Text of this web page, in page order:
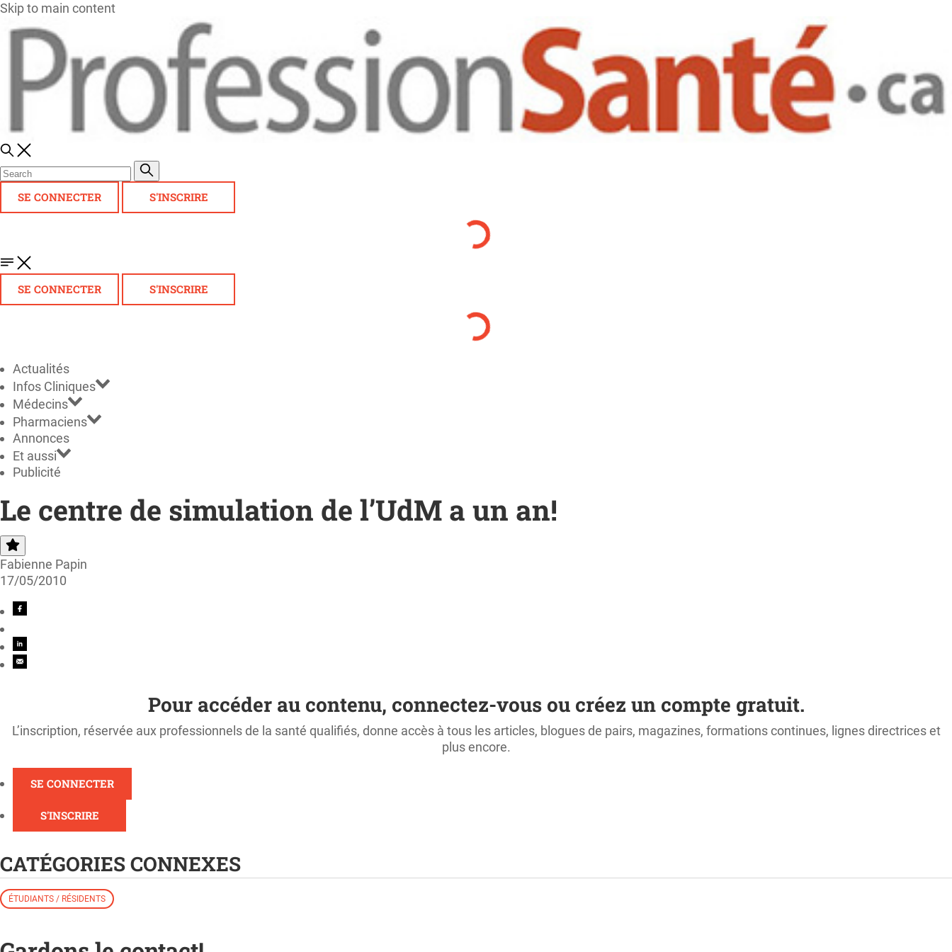
Skip to main content
SE CONNECTER S'INSCRIRE
SE CONNECTER S'INSCRIRE
Actualités
Infos Cliniques
Médecins
Pharmaciens
Annonces
Et aussi
Publicité
Le centre de simulation de l’UdM a un an!
Fabienne Papin
17/05/2010
Pour accéder au contenu, connectez-vous ou créez un compte gratuit.
L’inscription, réservée aux professionnels de la santé qualifiés, donne accès à tous les articles, blogues de pairs, magazines, formations continues, lignes directrices et
plus encore.
SE CONNECTER
S'INSCRIRE
CATÉGORIES CONNEXES
ÉTUDIANTS / RÉSIDENTS